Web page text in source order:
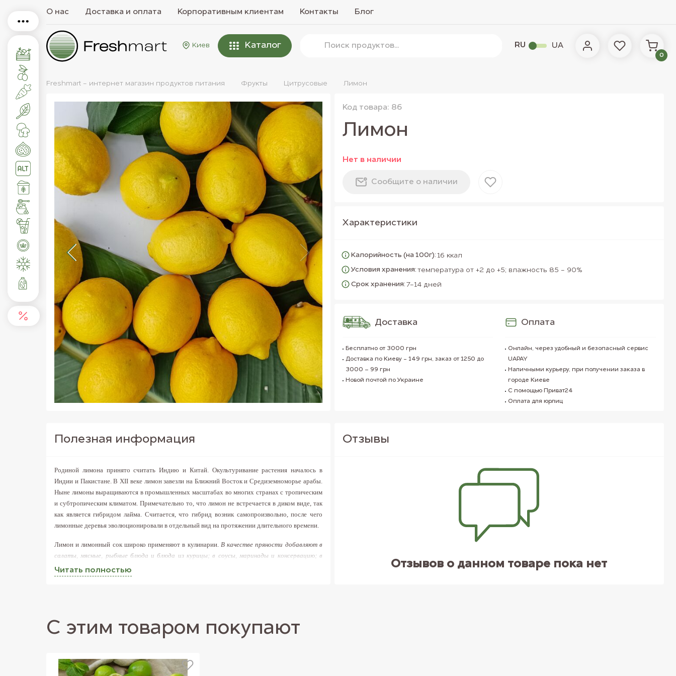
О нас Доставка и оплата Корпоративным клиентам Контакты Блог
Киев Каталог RU UA
0
Freshmart - интернет магазин продуктов питания Фрукты Цитрусовые Лимон
Лимон
Код товара: 86
Нет в наличии
Сообщите о наличии
Характеристики
Калорийность (на 100г): 16 ккал
Условия хранения: температура от +2 до +5; влажность 85 - 90%
Срок хранения: 7-14 дней
Доставка
Бесплатно от 3000 грн
Доставка по Киеву - 149 грн, заказ от 1250 до
3000 – 99 грн
Новой почтой по Украине
Оплата
Онлайн, через удобный и безопасный сервис
UAPAY
Наличными курьеру, при получении заказа в
городе Киеве
С помощью Приват24
Оплата для юрлиц
Полезная информация
Читать полностью
Родиной лимона принято считать Индию и Китай. Окультуривание растения началось в
Индии и Пакистане. В XII веке лимон завезли на Ближний Восток и Средиземноморье арабы.
Ныне лимоны выращиваются в промышленных масштабах во многих странах с тропическим
и субтропическим климатом. Примечательно то, что лимон не встречается в диком виде, так
как является гибридом лайма. Считается, что гибрид возник самопроизвольно, после чего
лимонные деревья эволюционировали в отдельный вид на протяжении длительного времени.
Лимон и лимонный сок широко применяют в кулинарии. В качестве пряности добавляют в
салаты, мясные, рыбные блюда и блюда из курицы; в соусы, маринады и консервацию; в
десерты, крема, десертные напитки, мороженое, сиропы
напитках, а также в качестве закуски (особенно к коньяку). На западе такую закуску называют
Лимон обладает антисклеротическим, кроветворным и ранозаживляющим эффектами. Он
отлично повышает иммунитет, помогая организму противостоять простудным и вирусным
Содержание витаминов в лимоне (на 100г съедобной части):
Отзывы
Отзывов о данном товаре пока нет
С этим товаром покупают